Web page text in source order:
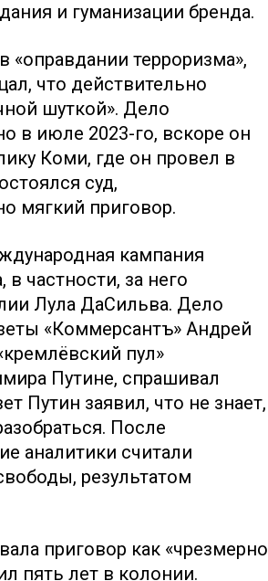
и гуманизации бренда.
«оправдании терроризма»,
что действительно
шуткой». Дело
в июле 2023-го, вскоре он
Коми, где он провел в
суд,
мягкий приговор.
кампания
частности, за него
Лула ДаСильва. Дело
«Коммерсантъ» Андрей
пул»
Путине, спрашивал
Путин заявил, что не знает,
После
аналитики считали
результатом
приговор как «чрезмерно
пять лет в колонии.